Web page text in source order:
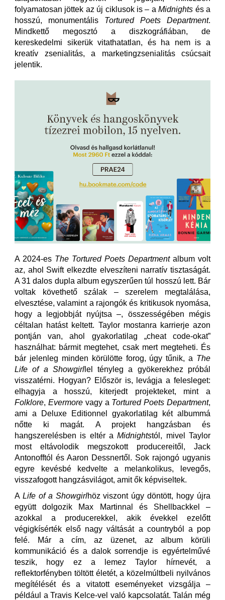
folyamatosan jöttek az új ciklusok is – aMidnights és a
hosszú, monumentális Tortured Poets Department.
Mindkettő megosztó a diszkográfiában, de
kereskedelmi sikerük vitathatatlan, és ha nem is a
kreatív zsenialitás, a marketingzsenialitás csúcsait
jelentik.
A 2024-es The Tortured Poets Departmentalbum volt
az, ahol Swift elkezdte elveszíteni narratív tisztaságát.
A 31 dalos dupla album egyszerűen túl hosszú lett. Bár
voltak követhető szálak – szerelem megtalálása,
elvesztése, valamint a rajongók és kritikusok nyomása,
hogy a legjobbját nyújtsa –, összességében mégis
céltalan hatást keltett. Taylor mostanra karrierje azon
pontján van, ahol gyakorlatilag „cheat code-okat”
használhat: bármit megtehet, csak mert megteheti. És
bár jelenleg minden körülötte forog, úgy tűnik, a The
Life of a Showgirllel tényleg a gyökerekhez próbál
visszatérni. Hogyan? Először is, levágja a felesleget:
elhagyja a hosszú, kiterjedt projekteket, mint a
Folklore, Evermorevagy a Tortured Poets Department,
ami a Deluxe Editionnel gyakorlatilag két albummá
nőtte ki magát. A projekt hangzásban és
hangszerelésben is eltér aMidnightstól, mivel Taylor
most eltávolodik megszokott producereitől, Jack
Antonofftól és Aaron Dessnertől. Sok rajongó ugyanis
egyre kevésbé kedvelte a melankolikus, levegős,
visszafogott hangzásvilágot, amit ők képviseltek.
A Life of a Showgirlhöz viszont úgy döntött, hogy újra
együtt dolgozik Max Martinnal és Shellbackkel –
azokkal a producerekkel, akik évekkel ezelőtt
végigkísérték első nagy váltását a countryból a pop
felé. Már a cím, az üzenet, az album körüli
kommunikáció és a dalok sorrendje is egyértelművé
teszik, hogy ez a lemez Taylor hírnevét, a
reflektorfényben töltött életét, a közelmúltbeli nyilvános
megítélését és a vitatott eseményeket vizsgálja –
például a Travis Kelce-vel való kapcsolatát. Talán még